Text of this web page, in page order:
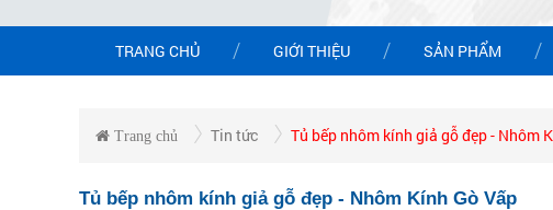
TRANG CHỦ GIỚI THIỆU SẢN PHẨM
Trang chủ Tin tức Tủ bếp nhôm kính giả gỗ đẹp - Nhôm
Tủ bếp nhôm kính giả gỗ đẹp - Nhôm Kính Gò Vấp